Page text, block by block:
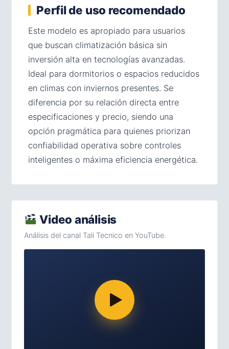
Perfil de uso recomendado
Este modelo es apropiado para usuarios
que buscan climatización básica sin
inversión alta en tecnologías avanzadas.
Ideal para dormitorios o espacios reducidos
en climas con inviernos presentes. Se
diferencia por su relación directa entre
especificaciones y precio, siendo una
opción pragmática para quienes priorizan
confiabilidad operativa sobre controles
inteligentes o máxima eficiencia energética.
Video análisis
Análisis del canal Tali Tecnico en YouTube.